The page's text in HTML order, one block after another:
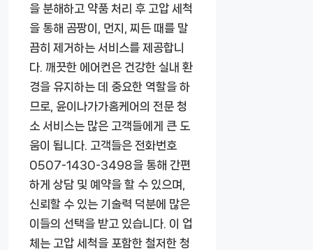
을 분해하고 약품 처리 후 고압 세척
을 통해 곰팡이, 먼지, 찌든 때를 말
끔히 제거하는 서비스를 제공합니
다. 깨끗한 에어컨은 건강한 실내 환
경을 유지하는 데 중요한 역할을 하
므로, 윤이나가가홈케어의 전문 청
소 서비스는 많은 고객들에게 큰 도
움이 됩니다. 고객들은 전화번호
0507-1430-3498을 통해 간편
하게 상담 및 예약을 할 수 있으며,
신뢰할 수 있는 기술력 덕분에 많은
이들의 선택을 받고 있습니다. 이 업
체는 고압 세척을 포함한 철저한 청